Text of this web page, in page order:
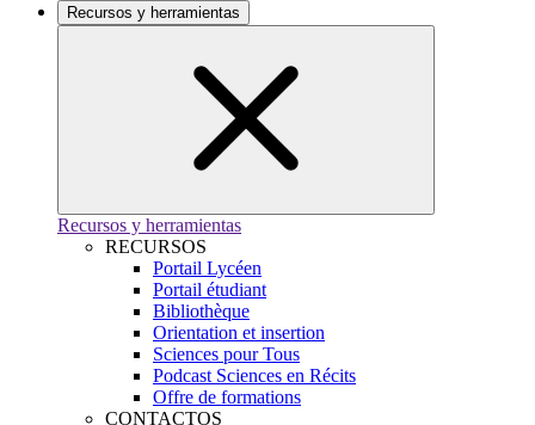
Recursos y herramientas
Recursos y herramientas
RECURSOS
Portail Lycéen
Portail étudiant
Bibliothèque
Orientation et insertion
Sciences pour Tous
Podcast Sciences en Récits
Offre de formations
CONTACTOS